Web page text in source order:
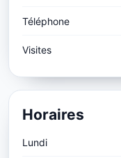
Téléphone
Visites
Horaires
Lundi